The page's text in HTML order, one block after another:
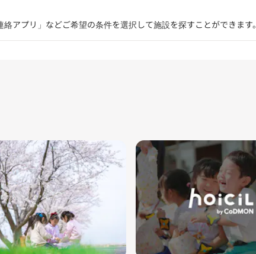
アプリ」などご希望の条件を選択して施設を探すことができます。